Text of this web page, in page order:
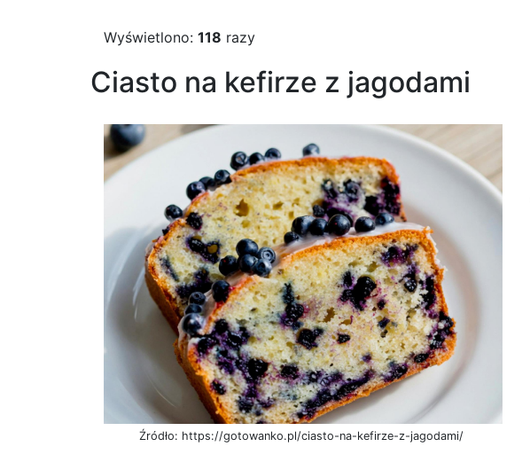
Wyświetlono: 118 razy
Ciasto na kefirze z jagodami
Źródło: https://gotowanko.pl/ciasto-na-kefirze-z-jagodami/